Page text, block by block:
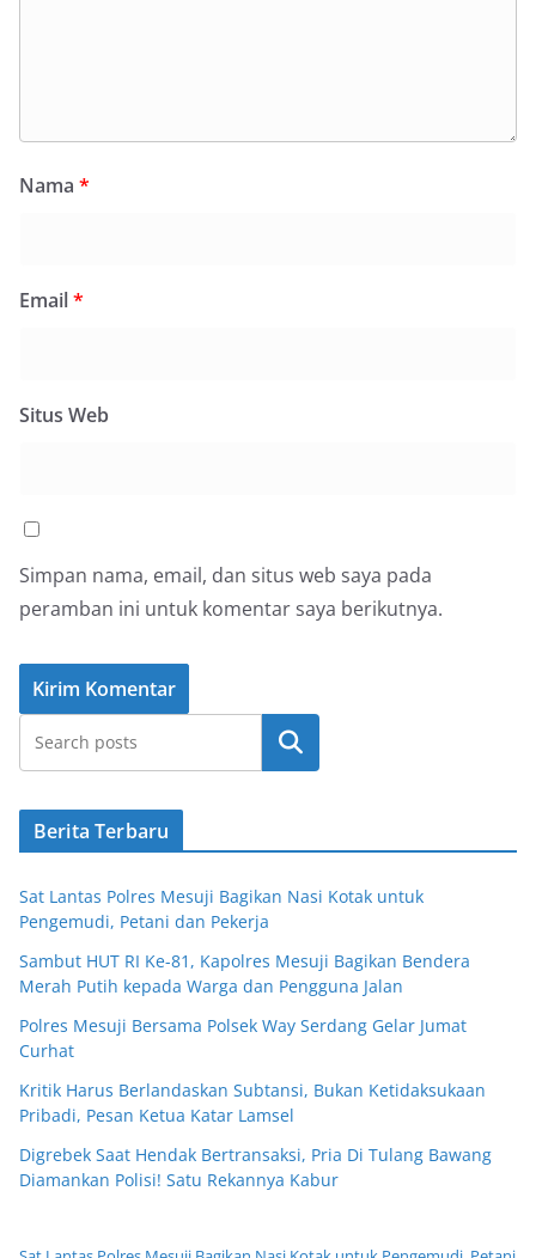
Nama *
Email*
Situs Web
Simpan nama, email, dan situs web saya pada
peramban ini untuk komentar saya berikutnya.
Cari
Berita Terbaru
Sat Lantas Polres Mesuji Bagikan Nasi Kotak untuk
Pengemudi, Petani dan Pekerja
Sambut HUT RI Ke-81, Kapolres Mesuji Bagikan Bendera
Merah Putih kepada Warga dan Pengguna Jalan
Polres Mesuji Bersama Polsek Way Serdang Gelar Jumat
Curhat
Kritik Harus Berlandaskan Subtansi, Bukan Ketidaksukaan
Pribadi, Pesan Ketua Katar Lamsel
Digrebek Saat Hendak Bertransaksi, Pria Di Tulang Bawang
Diamankan Polisi! Satu Rekannya Kabur